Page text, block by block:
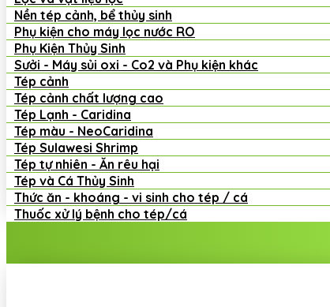
Nền tép cảnh, bể thủy sinh
Phụ kiện cho máy lọc nước RO
Phụ Kiện Thủy Sinh
Sưởi - Máy sủi oxi - Co2 và Phụ kiện khác
Tép cảnh
Tép cảnh chất lượng cao
Tép Lạnh - Caridina
Tép màu - NeoCaridina
Tép Sulawesi Shrimp
Tép tự nhiên - Ăn rêu hại
Tép và Cá Thủy Sinh
Thức ăn - khoáng - vi sinh cho tép / cá
Thuốc xử lý bệnh cho tép/cá